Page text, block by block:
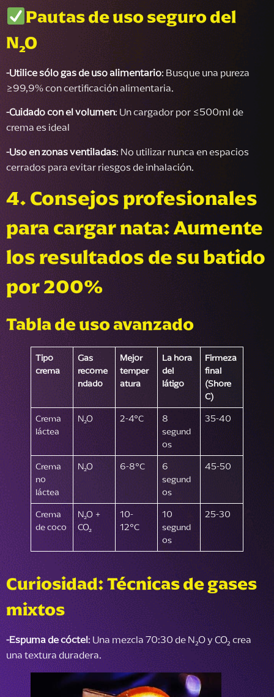
Pautas de uso seguro del
N₂O
-Utilice sólo gas de uso alimentario: Busque una pureza
≥99,9% con certificación alimentaria.
-Cuidado con el volumen: Un cargador por ≤500ml de
crema es ideal
-Uso en zonas ventiladas: No utilizar nunca en espacios
cerrados para evitar riesgos de inhalación.
4.Consejos profesionales
para cargar nata: Aumente
los resultados de su batido
por 200%
Tabla de uso avanzado
Tipo
crema
Gas
recome
ndado
Mejor
temper
atura
La hora
del
látigo
Firmeza
final
(Shore
C)
Crema
láctea
N₂O 2-4°C
8
segund
os
35-40
Crema
no
láctea
N₂O 6-8°C
6
segund
os
45-50
Crema
de coco
N₂O +
CO₂
10-
12°C
10
segund
os
25-30
Curiosidad: Técnicas de gases
mixtos
-Espuma de cóctel: Una mezcla 70:30 de N₂O y CO₂ crea
una textura duradera.